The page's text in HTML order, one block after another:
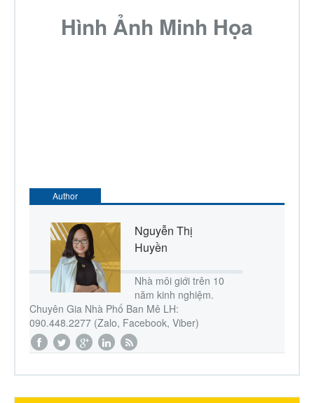
Hình Ảnh Minh Họa
Author
Nguyễn Thị
Huyền
Nhà môi giới trên 10
năm kinh nghiệm.
Chuyên Gia Nhà Phố Ban Mê LH:
090.448.2277 (Zalo, Facebook, Viber)